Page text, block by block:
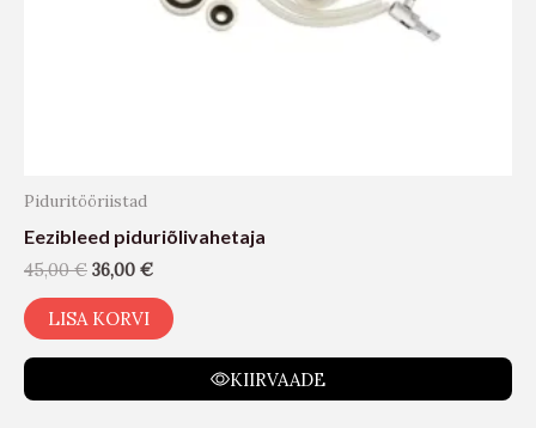
Piduritööriistad
Eezibleed piduriõlivahetaja
45,00€ 36,00 €
LISA KORVI
KIIRVAADE